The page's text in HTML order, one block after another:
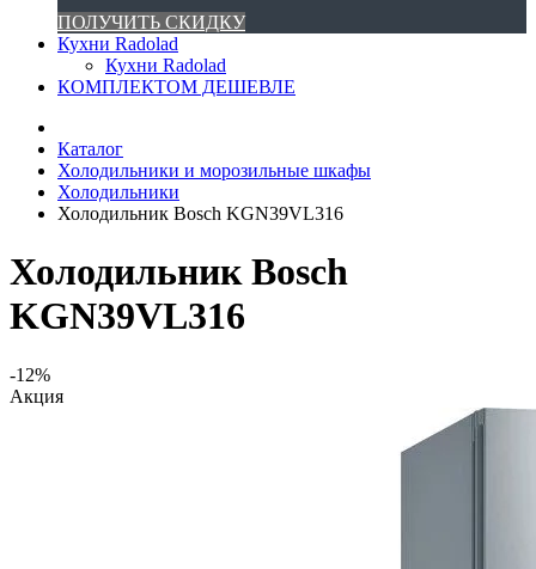
ПОЛУЧИТЬ СКИДКУ
Кухни Radolad
Кухни Radolad
КОМПЛЕКТОМ ДЕШЕВЛЕ
Каталог
Холодильники и морозильные шкафы
Холодильники
Холодильник Bosch KGN39VL316
Холодильник Bosch
KGN39VL316
-12%
Акция